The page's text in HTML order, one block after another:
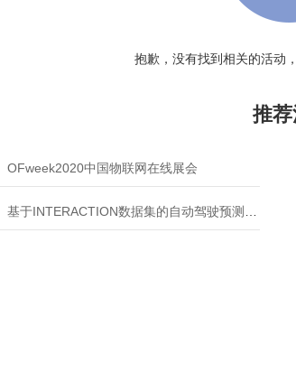
抱歉，没有找到相关的活动
推
OFweek2020中国物联网在线展会
基于INTERACTION数据集的自动驾驶预测模型挑战赛